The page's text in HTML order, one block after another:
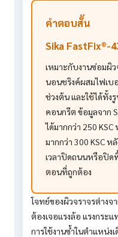
คำตอบสั้น
Sika FastFix®-
เหมาะกับงานซ่อมผิ
นอนชริงค์ผสมไฟเบ
ช่วงต้น และใช้ได้ทั้ง
คอนกรีต ข้อมูลจาก
ได้มากกว่า 250 KSC
มากกว่า 300 KSC ห
เวลาปิดถนนหรือปิด
ตอนที่ถูกต้อง
โจทย์ของผิวจราจรต่าง
ต้องเจอแรงล้อ แรงกระ
การใช้งานซ้ำในตำแหน่